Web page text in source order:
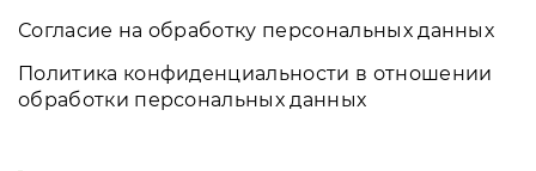
Согласие на обработку персональных данных
Политика конфиденциальности в отношении
обработки персональных данных